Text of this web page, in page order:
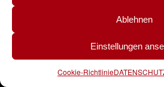
Ablehnen
Einstellungen
Cookie-Richtlinie
Nürnberger Akkordeonorchester